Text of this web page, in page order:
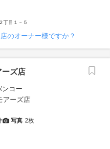
丁目１－５
のオーナー様ですか？
ーズ店
写真 2枚